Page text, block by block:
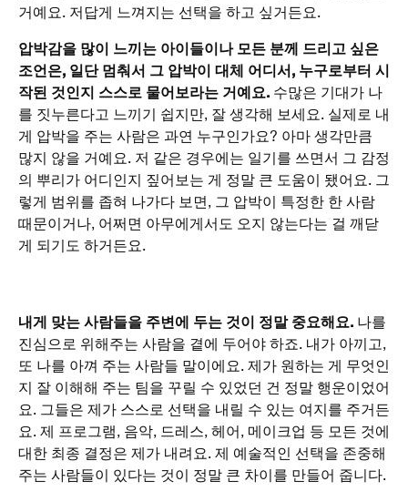
거예요. 저답게 느껴지는 선택을 하고 싶거든요.
압박감을 많이 느끼는 아이들이나 모든 분께 드리고 싶은
조언은, 일단 멈춰서 그 압박이 대체 어디서, 누구로부터 시
작된 것인지 스스로 물어보라는 거예요. 수많은 기대가 나
를 짓누른다고 느끼기 쉽지만, 잘 생각해 보세요. 실제로 내
게 압박을 주는 사람은 과연 누구인가요? 아마 생각만큼
많지 않을 거예요. 저 같은 경우에는 일기를 쓰면서 그 감정
의 뿌리가 어디인지 짚어보는 게 정말 큰 도움이 됐어요. 그
렇게 범위를 좁혀 나가다 보면, 그 압박이 특정한 한 사람
때문이거나, 어쩌면 아무에게서도 오지 않는다는 걸 깨닫
게 되기도 하거든요.
내게 맞는 사람들을 주변에 두는 것이 정말 중요해요. 나를
진심으로 위해주는 사람을 곁에 두어야 하죠. 내가 아끼고,
또 나를 아껴 주는 사람들 말이에요. 제가 원하는 게 무엇인
지 잘 이해해 주는 팀을 꾸릴 수 있었던 건 정말 행운이었어
요. 그들은 제가 스스로 선택을 내릴 수 있는 여지를 주거든
요. 제 프로그램, 음악, 드레스, 헤어, 메이크업 등 모든 것에
대한 최종 결정은 제가 내려요. 제 예술적인 선택을 존중해
주는 사람들이 있다는 것이 정말 큰 차이를 만들어 줍니다.